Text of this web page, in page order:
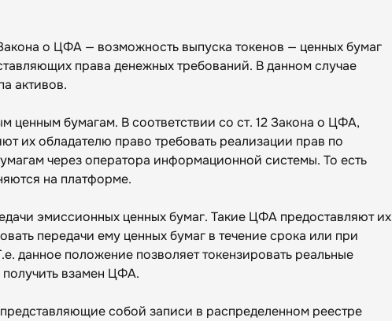
о ЦФА — возможность выпуска токенов — ценных бумаг
права денежных требований. В данном случае
активов.
ценным бумагам. В соответствии со ст. 12 Закона о ЦФА,
их обладателю право требовать реализации прав по
через оператора информационной системы. То есть
на платформе.
эмиссионных ценных бумаг. Такие ЦФА предоставляют их
передачи ему ценных бумаг в течение срока или при
данное положение позволяет токензировать реальные
взамен ЦФА.
собой записи в распределенном реестре